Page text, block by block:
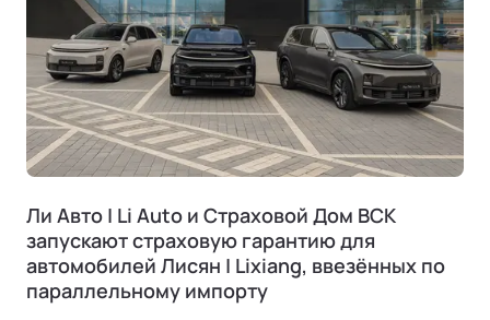
Ли Авто | Li Auto и Страховой Дом ВСК
запускают страховую гарантию для
автомобилей Лисян | Lixiang, ввезённых по
параллельному импорту